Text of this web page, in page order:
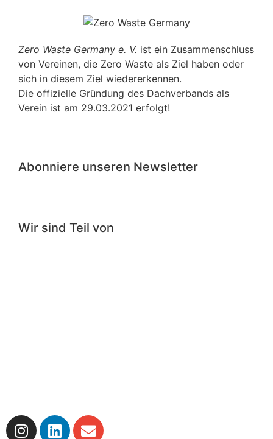
Zero Waste Germany e. V. ist ein Zusammenschluss
von Vereinen, die Zero Waste als Ziel haben oder
sich in diesem Ziel wiedererkennen.
Die offizielle Gründung des Dachverbands als
Verein ist am 29.03.2021 erfolgt!
Abonniere unseren Newsletter
Wir sind Teil von